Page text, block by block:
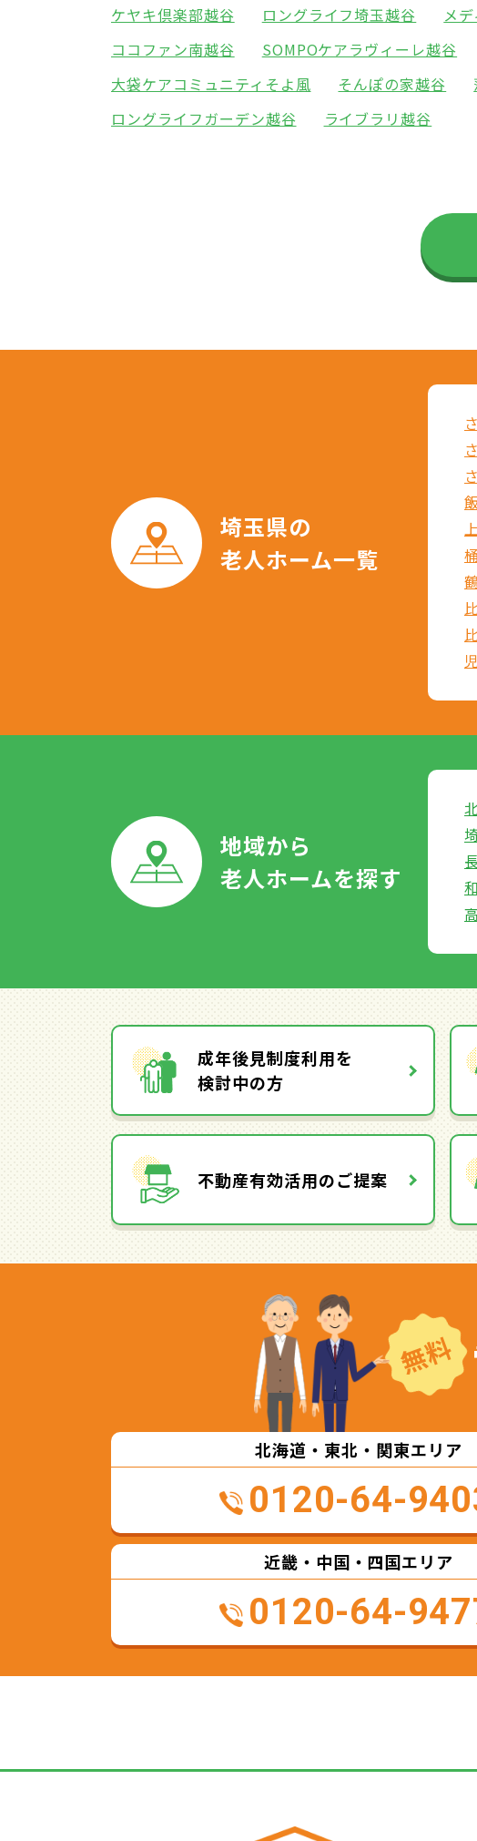
ケヤキ倶楽部越谷 ロングライフ埼玉越谷 メ
ココファン南越谷
SOMPOケアラヴィーレ越谷
大袋ケアコミュニティそよ風
そんぽの家越谷
ロングライフガーデン越谷
ライブラリ越谷
埼玉県の
老人ホーム一覧
地域から
老人ホームを探す
成年後見制度利用を
検討中の方
不動産有効活用のご提案
無料
北海道・東北・関東エリア
0120-64-
近畿・中国・四国エリア
0120-64-